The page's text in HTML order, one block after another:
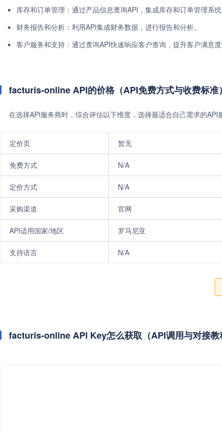
库存和订单管理：通过产品信息查询API，集成库存和订单管理系
财务报告和分析：利用API集成财务数据，进行报告和分析。
客户服务和支持：通过查询API快速响应客户查询，提升客户满意
facturis-online API的价格（API免费方式与收费标准
在选择API服务商时，综合评估以下维度，选择最适合自己需求的
定价页 暂无
免费方式 N/A
定价方式 N/A
采购渠道 官网
API适用国家/地区 罗马尼亚
支持语言 N/A
facturis-online API Key怎么获取（API调用与对接教